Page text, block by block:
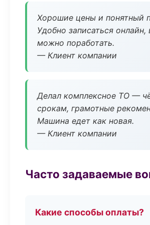
Хорошие цены и понятный
Удобно записаться онлайн,
можно поработать.
— Клиент компании
Делал комплексное ТО —
срокам, грамотные
Машина едет как новая.
— Клиент компании
Часто задаваемые
Какие способы оплаты?